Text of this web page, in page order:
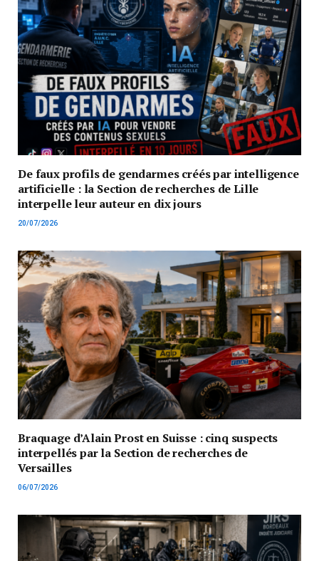
De faux profils de gendarmes créés par intelligence
artificielle : la Section de recherches de Lille
interpelle leur auteur en dix jours
20/07/2026
Braquage d’Alain Prost en Suisse : cinq suspects
interpellés par la Section de recherches de
Versailles
06/07/2026